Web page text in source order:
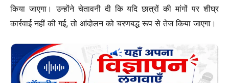
किया जाएगा। उन्होंने चेतावनी दी कि यदि छात्रों की मांगों पर शीघ्र
कार्रवाई नहीं की गई, तो आंदोलन को चरणबद्ध रूप से तेज किया जाएगा।